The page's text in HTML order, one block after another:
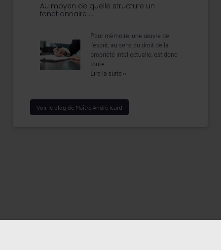
Au moyen de quelle structure un
fonctionnaire ...
Pour mémoire, une œuvre de
l’esprit, au sens du droit de la
propriété intellectuelle, est donc
toute ...
Lire la suite››
Voir le blog de Maître André Icard